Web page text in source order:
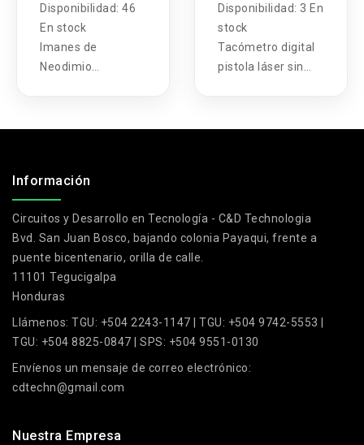
Disponibilidad: 46
En stock
Imanes de
Neodimio
Disponibilidad: 3 En
stock
Tacómetro digital
pistola láser sin
Información
Circuitos y Desarrollo en Tecnología - C&D Technologia
Bvd. San Juan Bosco, bajando colonia Payaqui, frente a
puente bicentenario, orilla de calle.
11101 Tegucigalpa
Honduras
Llámenos: TGU: +504 2243-1147 | TGU: +504 9742-5553 |
TGU: +504 8825-0847 | SPS: +504 9551-0130
Envíenos un mensaje de correo electrónico:
cdtechn@gmail.com
Nuestra Empresa